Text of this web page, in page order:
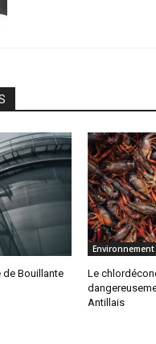
de Bouillante
Environnement
Le
Antillais